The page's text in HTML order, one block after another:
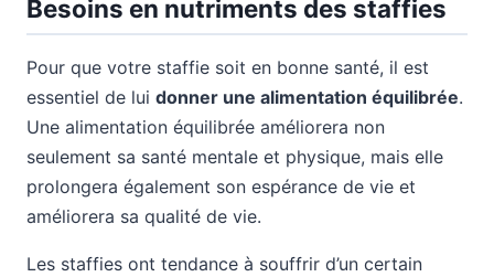
Besoins en nutriments des staffies
Pour que votre staffie soit en bonne santé, il est
essentiel de lui donner une alimentation équilibrée.
Une alimentation équilibrée améliorera non
seulement sa santé mentale et physique, mais elle
prolongera également son espérance de vie et
améliorera sa qualité de vie.
Les staffies ont tendance à souffrir d’un certain